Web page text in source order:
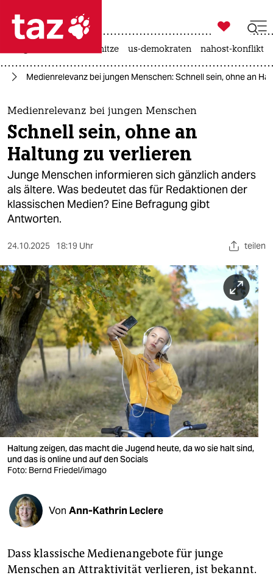
 taz zahl ich
taz zahl ich
themen
politik
öko
gesellschaft
kultur
sport
berlin
nord
wahrheit
verlag
verlag
veranstaltungen
shop
fragen & hilfe
unterstützen
abo
genossenschaft
epaper login

taz zahl ich
hitze us-demokraten nahost-konflikt
Medienrelevanz bei jungen Menschen: Schnell sein, ohne an
Medienrelevanz bei jungen Menschen
Schnell sein, ohne an
Haltung zu verlieren
Junge Menschen informieren sich gänzlich anders
als ältere. Was bedeutet das für Redaktionen der
klassischen Medien? Eine Befragung gibt
Antworten.
24.10.2025 18:19 Uhr teilen
Haltung zeigen, das macht die Jugend heute, da wo sie halt sind,
und das is online und auf den Socials
Foto: Bernd Friedel/imago
Von Ann-Kathrin Leclere
Dass klassische Medienangebote für junge
Menschen an Attraktivität verlieren, ist bekannt.